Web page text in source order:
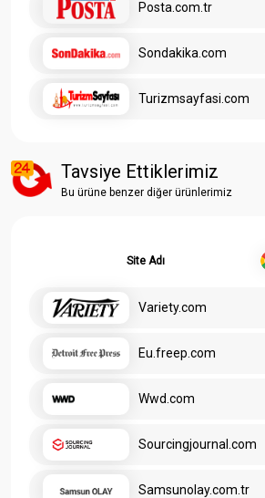
Posta.com.tr
Sondakika.com
Turizmsayfasi.com
Tavsiye Ettiklerimiz
Bu ürüne benzer diğer ürünlerimiz
Site Adı
Variety.com
Eu.freep.com
Wwd.com
Sourcingjournal.com
Samsunolay.com.tr